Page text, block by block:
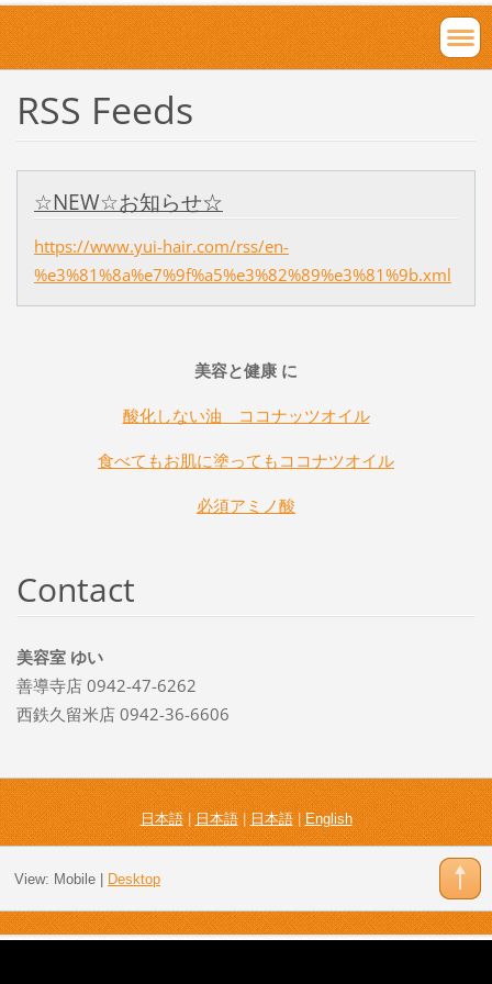
RSS Feeds
☆NEW☆お知らせ☆
https://www.yui-hair.com/rss/en-
%e3%81%8a%e7%9f%a5%e3%82%89%e3%81%9b.xml
美容と健康 に
酸化しない油 ココナッツオイル
食べてもお肌に塗ってもココナツオイル
必須アミノ酸
Contact
美容室 ゆい
善導寺店 0942-47-6262
西鉄久留米店 0942-36-6606
日本語| 日本語|日本語|English
View: Mobile| Desktop